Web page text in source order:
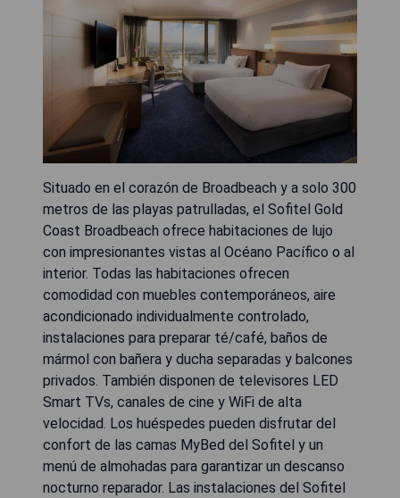
Situado en el corazón de Broadbeach y a solo 300
metros de las playas patrulladas, el Sofitel Gold
Coast Broadbeach ofrece habitaciones de lujo
con impresionantes vistas al Océano Pacífico o al
interior. Todas las habitaciones ofrecen
comodidad con muebles contemporáneos, aire
acondicionado individualmente controlado,
instalaciones para preparar té/café, baños de
mármol con bañera y ducha separadas y balcones
privados. También disponen de televisores LED
Smart TVs, canales de cine y WiFi de alta
velocidad. Los huéspedes pueden disfrutar del
confort de las camas MyBed del Sofitel y un
menú de almohadas para garantizar un descanso
nocturno reparador. Las instalaciones del Sofitel